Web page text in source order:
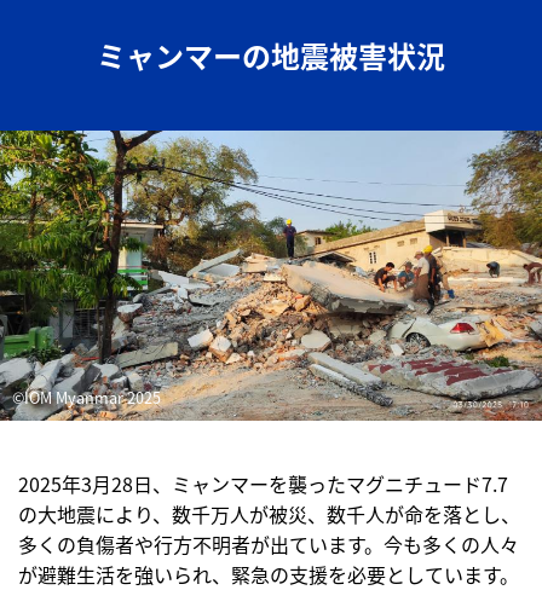
ミャンマーの地震被害状況
©IOM Myanmar 2025
2025年3月28日、ミャンマーを襲ったマグニチュード7.7
の大地震により、数千万人が被災、数千人が命を落とし、
多くの負傷者や行方不明者が出ています。今も多くの人々
が避難生活を強いられ、緊急の支援を必要としています。